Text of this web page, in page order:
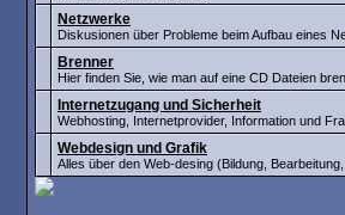
Netzwerke
Diskusionen über Probleme beim Aufbau eines
Brenner
Hier finden Sie, wie man auf eine CD Dateien
Internetzugang und Sicherheit
Webhosting, Internetprovider, Information und
Webdesign und Grafik
Alles über den Web-desing (Bildung,